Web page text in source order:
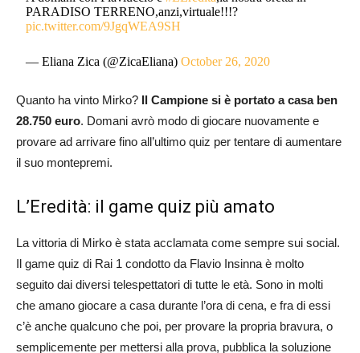
PARADISO TERRENO,anzi,virtuale!!!?
pic.twitter.com/9JgqWEA9SH
— Eliana Zica (@ZicaEliana)October 26, 2020
Quanto ha vinto Mirko? Il Campione si è portato a casa ben
28.750 euro. Domani avrò modo di giocare nuovamente e
provare ad arrivare fino all’ultimo quiz per tentare di aumentare
il suo montepremi.
L’Eredità: il game quiz più amato
La vittoria di Mirko è stata acclamata come sempre sui social.
Il game quiz di Rai 1 condotto da Flavio Insinna è molto
seguito dai diversi telespettatori di tutte le età. Sono in molti
che amano giocare a casa durante l’ora di cena, e fra di essi
c’è anche qualcuno che poi, per provare la propria bravura, o
semplicemente per mettersi alla prova, pubblica la soluzione